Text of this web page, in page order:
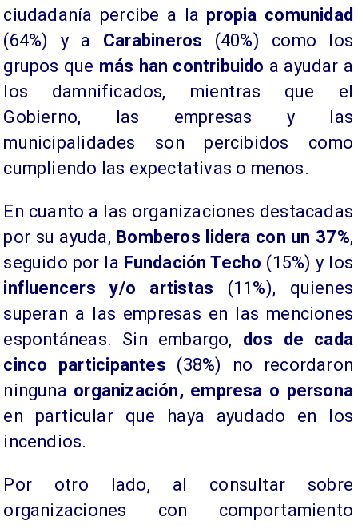
ciudadanía percibe a la propia comunidad
(64%) y a Carabineros (40%) como los
grupos que más han contribuido a ayudar a
los damnificados, mientras que el
Gobierno, las empresas y las
municipalidades son percibidos como
cumpliendo las expectativas o menos.
​En cuanto a las organizaciones destacadas
por su ayuda, Bomberos lidera con un 37%,
seguido por la Fundación Techo (15%) y los
influencers y/o artistas (11%), quienes
superan a las empresas en las menciones
espontáneas. Sin embargo, dos de cada
cinco participantes (38%) no recordaron
ninguna organización, empresa o persona
en particular que haya ayudado en los
incendios.
​Por otro lado, al consultar sobre
organizaciones con comportamiento